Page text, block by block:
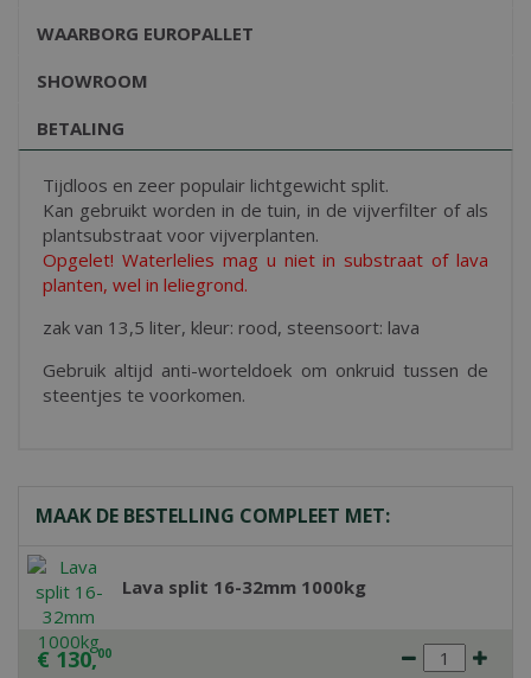
WAARBORG EUROPALLET
SHOWROOM
BETALING
Tijdloos en zeer populair lichtgewicht split.
Kan gebruikt worden in de tuin, in de vijverfilter of als
plantsubstraat voor vijverplanten.
Opgelet! Waterlelies mag u niet in substraat of lava
planten, wel in leliegrond.
zak van 13,5 liter, kleur: rood, steensoort: lava
Gebruik altijd anti-worteldoek om onkruid tussen de
steentjes te voorkomen.
MAAK DE BESTELLING COMPLEET MET:
Lava split 16-32mm 1000kg
€ 130,00